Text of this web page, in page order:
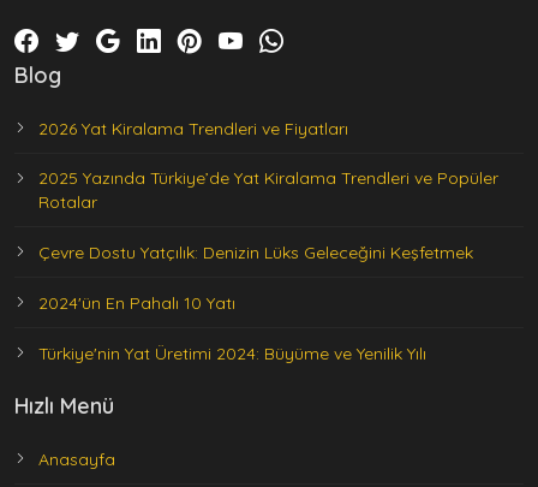
Blog
2026 Yat Kiralama Trendleri ve Fiyatları
2025 Yazında Türkiye’de Yat Kiralama Trendleri ve Popüler
Rotalar
Çevre Dostu Yatçılık: Denizin Lüks Geleceğini Keşfetmek
2024'ün En Pahalı 10 Yatı
Türkiye'nin Yat Üretimi 2024: Büyüme ve Yenilik Yılı
Hızlı Menü
Anasayfa